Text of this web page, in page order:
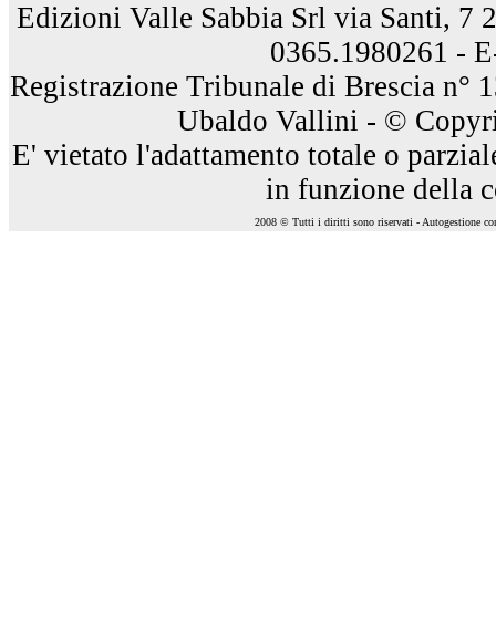
Edizioni Valle Sabbia Srl via Santi, 7
0365.1980261 -
Registrazione Tribunale di Brescia n°
Ubaldo Vallini - ©
E' vietato l'adattamento totale o
in funzione della
2008 © Tutti i diritti sono riservati - Autogestione